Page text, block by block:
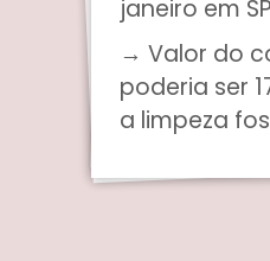
janeiro em SP
→ Valor do
poderia ser
a limpeza